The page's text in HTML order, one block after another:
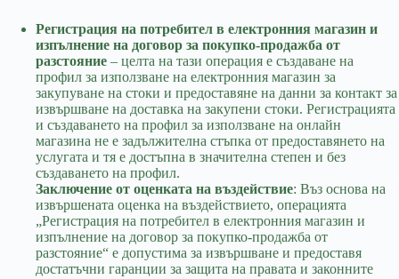
Регистрация на потребител в електронния магазин и
изпълнение на договор за покупко-продажба от
разстояние – целта на тази операция е създаване на
профил за използване на електронния магазин за
закупуване на стоки и предоставяне на данни за контакт за
извършване на доставка на закупени стоки. Регистрацията
и създаването на профил за използване на онлайн
магазина не е задължителна стъпка от предоставянето на
услугата и тя е достъпна в значителна степен и без
създаването на профил.
Заключение от оценката на въздействие: Въз основа на
извършената оценка на въздействието, операцията
„Регистрация на потребител в електронния магазин и
изпълнение на договор за покупко-продажба от
разстояние“ е допустима за извършване и предоставя
достатъчни гаранции за защита на правата и законните